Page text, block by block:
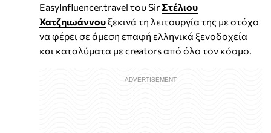
EasyInfluencer.travel του SirΣτέλιου
Χατζηιωάννου ξεκινά τη λειτουργία της με στόχο
να φέρει σε άμεση επαφή ελληνικά ξενοδοχεία
και καταλύματα με creators από όλο τον κόσμο.